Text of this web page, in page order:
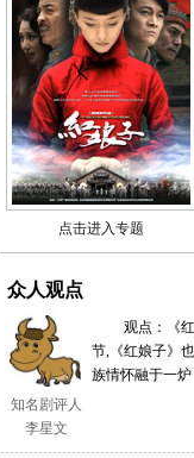
点击进入专题
众人观点
知名剧评人
李星文
观点：《红娘
节,《红娘子》
族情怀融于一炉